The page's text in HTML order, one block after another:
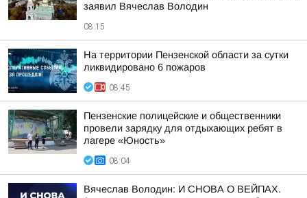
заявил Вячеслав Володин
08:15
На территории Пензенской области за сутки
ликвидировано 6 пожаров
08:45
Пензенские полицейские и общественники
провели зарядку для отдыхающих ребят в
лагере «Юность»
08:04
Вячеслав Володин: И СНОВА О ВЕЙПАХ.